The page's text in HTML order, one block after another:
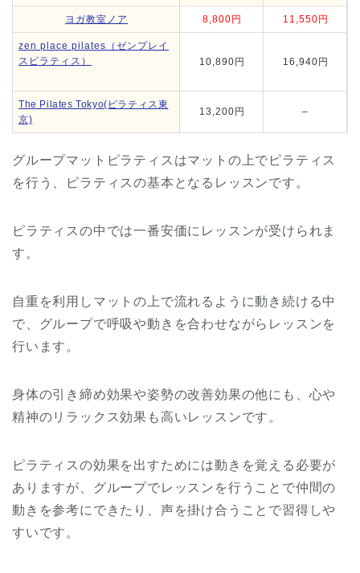
ヨガ教室ノア 8,800円 11,550円
zen place pilates（ゼンプレイ
スピラティス）
10,890円 16,940円
The Pilates Tokyo(ピラティス東
京)
13,200円 –
グループマットピラティスはマットの上でピラティス
を行う、ピラティスの基本となるレッスンです。
ピラティスの中では一番安価にレッスンが受けられま
す。
自重を利用しマットの上で流れるように動き続ける中
で、グループで呼吸や動きを合わせながらレッスンを
行います。
身体の引き締め効果や姿勢の改善効果の他にも、心や
精神のリラックス効果も高いレッスンです。
ピラティスの効果を出すためには動きを覚える必要が
ありますが、グループでレッスンを行うことで仲間の
動きを参考にできたり、声を掛け合うことで習得しや
すいです。